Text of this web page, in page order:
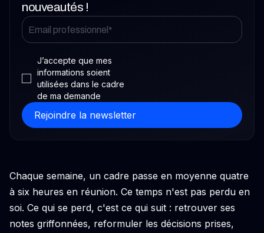
nouveautés !
J’accepte que mes
informations soient
utilisées dans le cadre
de ma demande
Chaque semaine, un cadre passe en moyenne quatre
à six heures en réunion. Ce temps n'est pas perdu en
soi. Ce qui se perd, c'est ce qui suit : retrouver ses
notes griffonnées, reformuler les décisions prises,